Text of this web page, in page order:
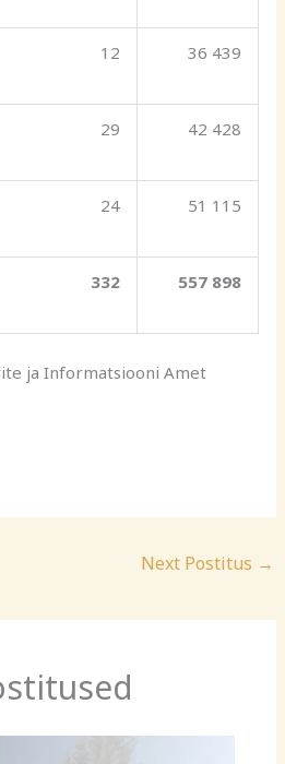
12 36 439
29 42 428
24 51 115
332 557 898
ja Informatsiooni Amet
Next Postitus →